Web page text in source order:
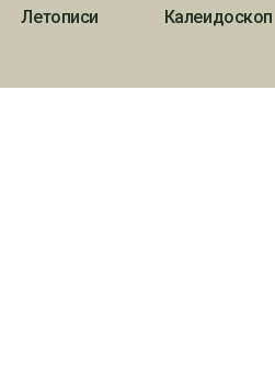
Летописи
Калеидоскоп